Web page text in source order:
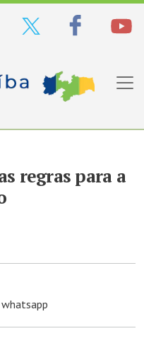
regras para a
whatsapp